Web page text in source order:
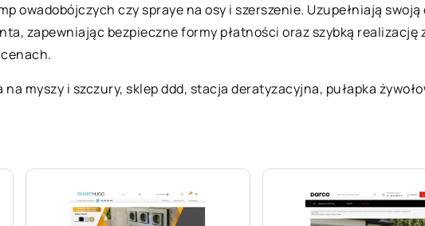
owadobójczych czy spraye na osy i szerszenie. Uzupełniają
zapewniając bezpieczne formy płatności oraz szybką realizację
myszy i szczury, sklep ddd, stacja deratyzacyjna, pułapka